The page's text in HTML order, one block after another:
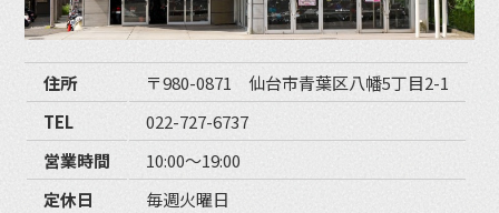
住所
〒980-0871 仙台市青葉区八幡5丁目2-1
TEL
022-727-6737
営業時間
10:00〜19:00
定休日
毎週火曜日